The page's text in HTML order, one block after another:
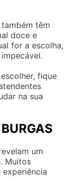
têm
doce e
for a escolha,
fique
na sua
um
Muitos